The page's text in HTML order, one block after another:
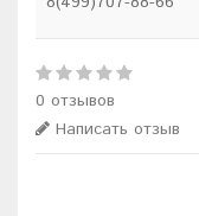
0 отзывов
Написать отзыв